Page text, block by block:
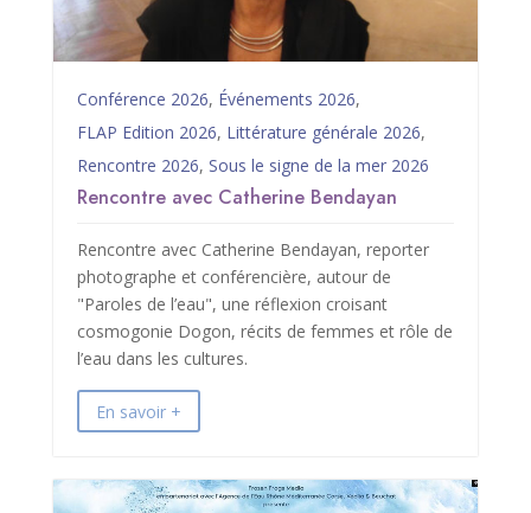
Conférence 2026, Événements 2026,
FLAP Edition 2026, Littérature générale 2026,
Rencontre 2026, Sous le signe de la mer 2026
Rencontre avec Catherine Bendayan
Rencontre avec Catherine Bendayan, reporter
photographe et conférencière, autour de
"Paroles de l’eau", une réflexion croisant
cosmogonie Dogon, récits de femmes et rôle de
l’eau dans les cultures.
En savoir +